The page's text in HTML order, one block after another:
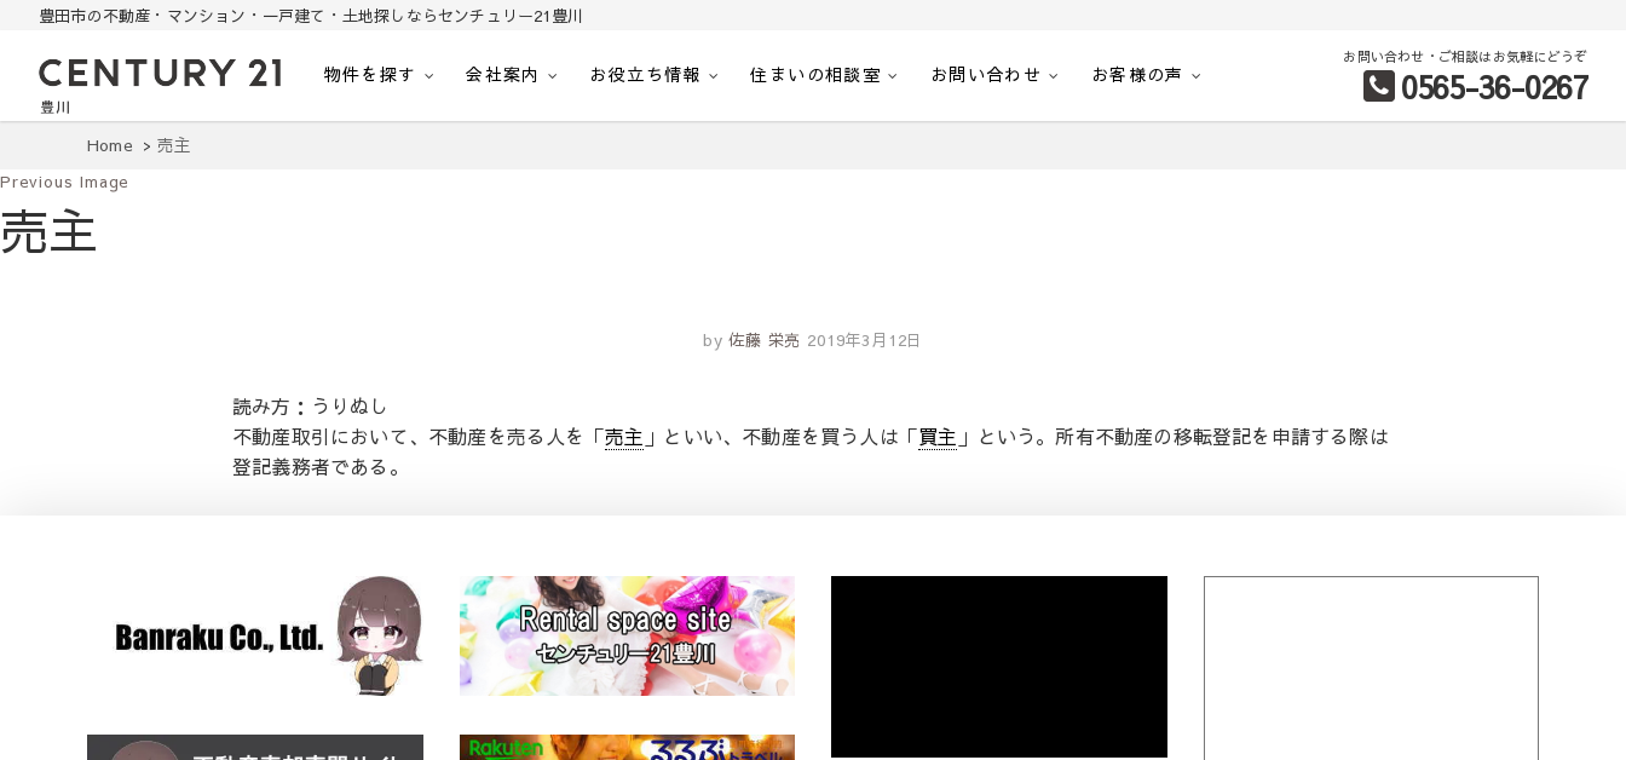
豊田市の不動産・マンション・一戸建て・土地探しならセンチュリー21豊川
豊田市の中古住宅・土地・リノベ物件探し｜センチュリー21豊川
物件を探す 会社案内 お役立ち情報 住まいの相談室 お問い合わせ お客様の声
お問い合わせ・ご相談はお気軽にどうぞ
0565-36-0267
Home 売主
Previous Image
売主
by 佐藤 栄亮 2019年3月12日
読み方：うりぬし
不動産取引において、不動産を売る人を「売主 」といい、不動産を買う人は「買主 」という。所有不動産の移転登記を申請する際は
登記義務者である。